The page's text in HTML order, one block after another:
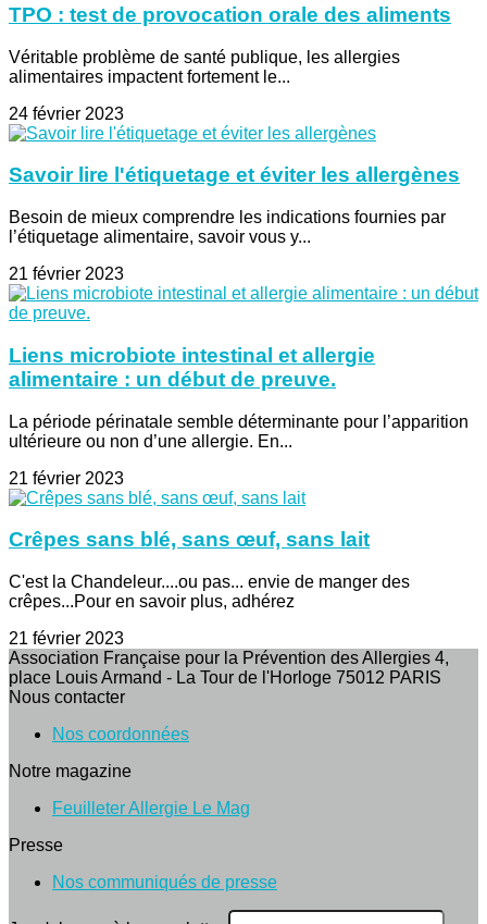
TPO : test de provocation orale des aliments
Véritable problème de santé publique, les allergies
alimentaires impactent fortement le...
24 février 2023
Savoir lire l'étiquetage et éviter les allergènes
Besoin de mieux comprendre les indications fournies par
l’étiquetage alimentaire, savoir vous y...
21 février 2023
Liens microbiote intestinal et allergie
alimentaire : un début de preuve.
La période périnatale semble déterminante pour l’apparition
ultérieure ou non d’une allergie. En...
21 février 2023
Crêpes sans blé, sans œuf, sans lait
C'est la Chandeleur....ou pas... envie de manger des
crêpes...Pour en savoir plus, adhérez
21 février 2023
Association Française pour la Prévention des Allergies 4,
place Louis Armand - La Tour de l'Horloge 75012 PARIS
Nous contacter
Nos coordonnées
Notre magazine
Feuilleter Allergie Le Mag
Presse
Nos communiqués de presse